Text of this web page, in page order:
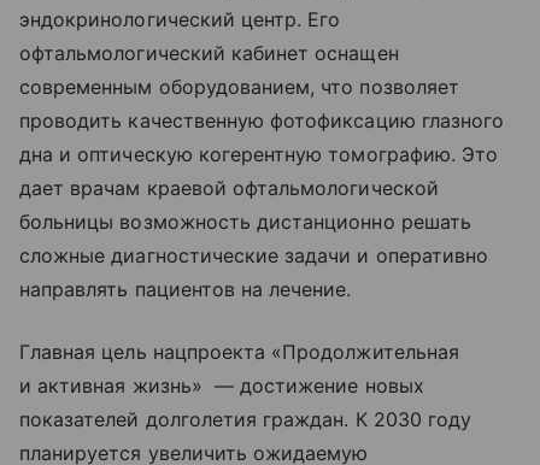
эндокринологический центр. Его
офтальмологический кабинет оснащен
современным оборудованием, что позволяет
проводить качественную фотофиксацию глазного
дна и оптическую когерентную томографию. Это
дает врачам краевой офтальмологической
больницы возможность дистанционно решать
сложные диагностические задачи и оперативно
направлять пациентов на лечение.
Главная цель нацпроекта «Продолжительная
и активная жизнь» — достижение новых
показателей долголетия граждан. К 2030 году
планируется увеличить ожидаемую